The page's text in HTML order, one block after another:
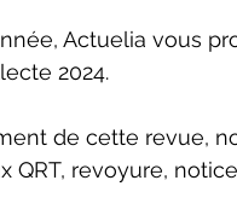
Actuelia vous
2024.
de cette revue,
QRT, revoyure,